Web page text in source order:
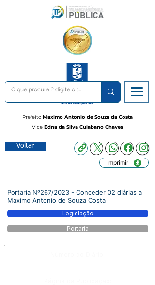
Prefeito Maximo Antonio de Souza da Costa
Vice Edna da Silva Cuiabano Chaves
Voltar
Imprimir
Portaria Nº267/2023 - Conceder 02 diárias a
Maximo Antonio de Souza Costa
Legislação
Portaria